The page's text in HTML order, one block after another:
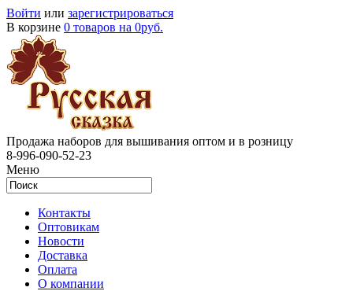
Войти или зарегистрироваться
В корзине 0 товаров на 0руб.
Продажа наборов для вышивания оптом и в розницу
8-996-090-52-23
Меню
Контакты
Оптовикам
Новости
Доставка
Оплата
О компании